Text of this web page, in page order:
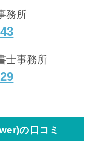
務所
士事務所
の口コミ